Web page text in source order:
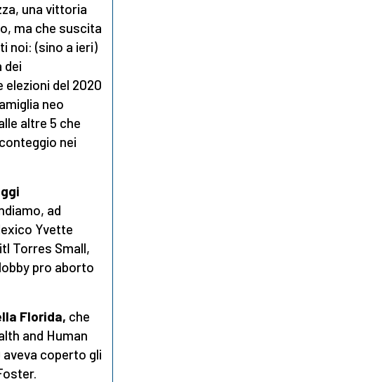
una vittoria
ma che suscita
noi: (sino a ieri)
dei
elezioni del 2020
neo
altre 5 che
nei
ad
Yvette
Torres Small,
pro aborto
Florida, che
and Human
aveva coperto gli